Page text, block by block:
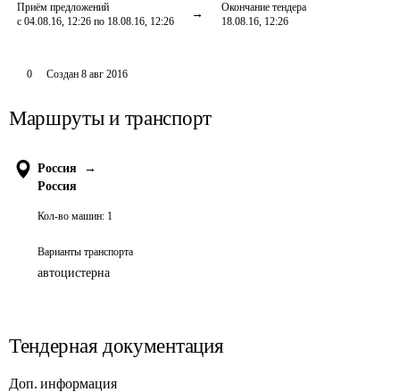
Приём предложений
с 04.08.16, 12:26 по 18.08.16, 12:26
Окончание тендера
18.08.16, 12:26
0 Создан 8 авг 2016
Маршруты и транспорт
Россия
→
Россия
Кол-во машин: 1
Варианты транспорта
автоцистерна
Тендерная документация
Доп. информация